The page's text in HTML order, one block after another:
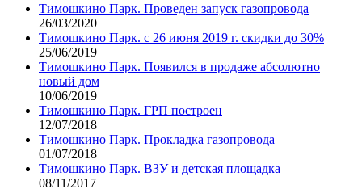
Тимошкино Парк. Проведен запуск газопровода
26/03/2020
Тимошкино Парк. с 26 июня 2019 г. скидки до 30%
25/06/2019
Тимошкино Парк. Появился в продаже абсолютно
новый дом
10/06/2019
Тимошкино Парк. ГРП построен
12/07/2018
Тимошкино Парк. Прокладка газопровода
01/07/2018
Тимошкино Парк. ВЗУ и детская площадка
08/11/2017